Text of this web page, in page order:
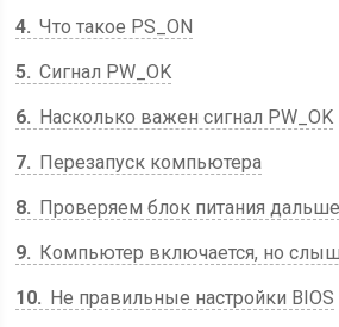
4 Что такое PS_ON
5 Сигнал PW_OK
6
Насколько важен сигнал PW_OK
7
Перезапуск компьютера
8
Проверяем блок питания дальше
9
Компьютер включается, но
10
Не правильные настройки BIOS